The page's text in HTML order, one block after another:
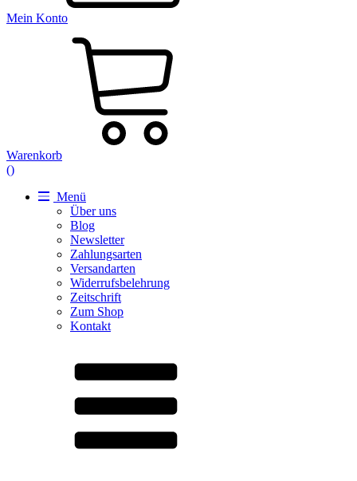
Mein Konto
Warenkorb
()
Menü
Über uns
Blog
Newsletter
Zahlungsarten
Versandarten
Widerrufsbelehrung
Zeitschrift
Zum Shop
Kontakt